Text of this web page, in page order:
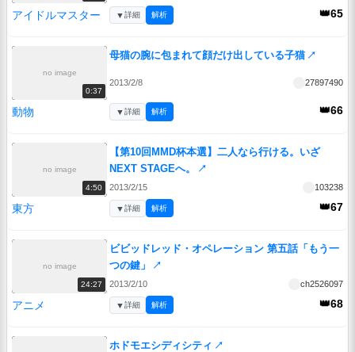
アイドルマスター 👑65
▼詳細 解析
no image
0:37
母猫の腕に包まれて顔だけ出している子猫 ↗
2013/2/8 27897490
動物 👑66
▼詳細 解析
no image
4:50
【第10回MMD杯本選】二人なら行ける。いざ
NEXT STAGEへ。
↗
2013/2/15 103238
東方 👑67
▼詳細 解析
no image
24:27
ビビッドレッド・オペレーション 第五話「もう一
つの鍵」
↗
2013/2/10 ch2526097
アニメ 👑68
▼詳細 解析
ホドモエシディシティ ↗